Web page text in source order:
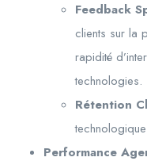
Feedback
clients sur la
rapidité
technologies.
Rétention
Performance